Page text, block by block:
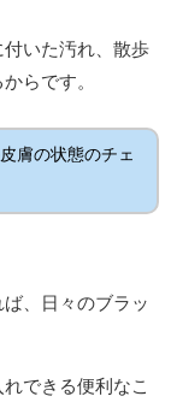
いた汚れ、散歩
らです。
膚の状態のチェ
、日々のブラッ
できる便利なこ